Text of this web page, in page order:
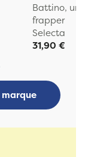
Battino, un
frapper
Selecta
31,90 €
marque